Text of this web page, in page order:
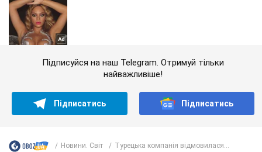
Підписуйся на наш Telegram. Отримуй тільки
найважливіше!
Підписатись Підписатись
Новини. Світ Турецька компанія відмовилася...